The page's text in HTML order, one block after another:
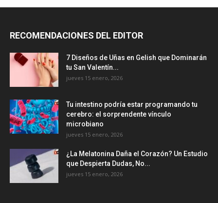
RECOMENDACIONES DEL EDITOR
7 Diseños de Uñas en Gelish que Dominarán
tu San Valentín...
jueves 15 enero, 2026
Tu intestino podría estar programando tu
cerebro: el sorprendente vínculo
microbiano
jueves 15 enero, 2026
¿La Melatonina Daña el Corazón? Un Estudio
que Despierta Dudas, No...
jueves 15 enero, 2026